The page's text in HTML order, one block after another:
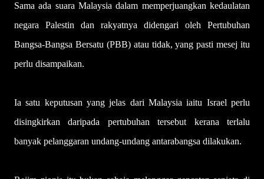
Sama ada suara Malaysia dalam memperjuangkan kedaulatan
negara Palestin dan rakyatnya didengari oleh Pertubuhan
Bangsa-Bangsa Bersatu (PBB) atau tidak, yang pasti mesej itu
perlu disampaikan.
Ia satu keputusan yang jelas dari Malaysia iaitu Israel perlu
disingkirkan daripada pertubuhan tersebut kerana terlalu
banyak pelanggaran undang-undang antarabangsa dilakukan.